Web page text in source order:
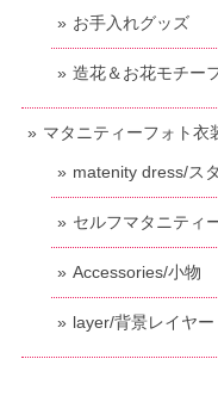
お手入れグッズ
造花＆お花モチー
マタニティーフォト衣
matenity dress/ス
セルフマタニティ
Accessories/小物
layer/背景レイヤー